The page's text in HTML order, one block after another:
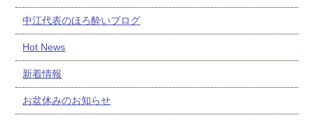
中江代表のほろ酔いブログ
Hot News
新着情報
お盆休みのお知らせ